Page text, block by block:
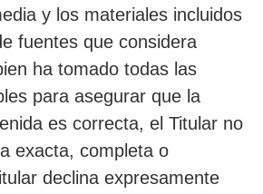
y los materiales incluidos
fuentes que considera
ha tomado todas las
para asegurar que la
es correcta, el Titular no
exacta, completa o
declina expresamente